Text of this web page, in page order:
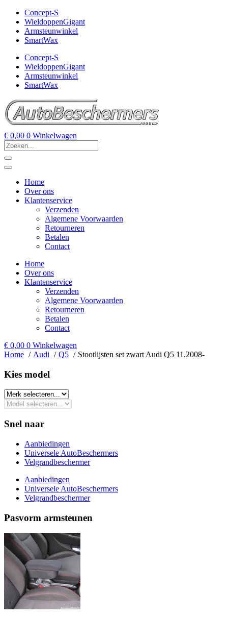
Concept-S
WieldoppenGigant
Armsteunwinkel
SmartWax
Concept-S
WieldoppenGigant
Armsteunwinkel
SmartWax
€ 0,00 0 Winkelwagen
Home
Over ons
Klantenservice
Verzenden
Algemene Voorwaarden
Retourneren
Betalen
Contact
Home
Over ons
Klantenservice
Verzenden
Algemene Voorwaarden
Retourneren
Betalen
Contact
€ 0,00 0 Winkelwagen
Home
Audi Q5 Stootlijsten set zwart Audi Q5 11.2008-
Kies model​
Snel naar
Aanbiedingen
Universele AutoBeschermers
Velgrandbeschermer
Aanbiedingen
Universele AutoBeschermers
Velgrandbeschermer
Pasvorm armsteunen